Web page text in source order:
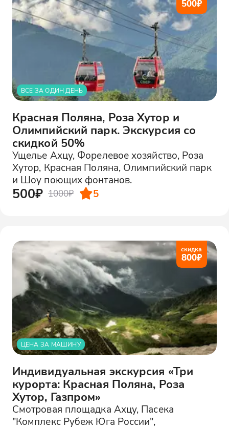
500₽
ВСЕ ЗА ОДИН ДЕНЬ
Красная Поляна, Роза Хутор и
Олимпийский парк. Экскурсия со
скидкой 50%
Ущелье Ахцу, Форелевое хозяйство, Роза
Хутор, Красная Поляна, Олимпийский парк
и Шоу поющих фонтанов.
500₽ 1000₽ 5
скидка
800₽
ЦЕНА ЗА МАШИНУ
Индивидуальная экскурсия «Три
курорта: Красная Поляна, Роза
Хутор, Газпром»
Смотровая площадка Ахцу, Пасека
"Комплекс Рубеж Юга России",